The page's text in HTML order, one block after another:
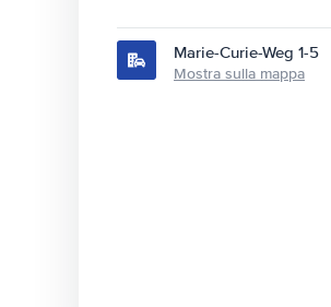
Marie-Curie-Weg 1-5
Mostra sulla mappa